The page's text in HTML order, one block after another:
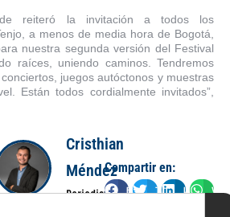
reiteró la invitación a todos los
a menos de media hora de Bogotá,
nuestra segunda versión del Festival
raíces, uniendo caminos. Tendremos
juegos autóctonos y muestras
Están todos cordialmente invitados”,
Cristhian
Méndez
Periodista
Compartir en:
FacebookTwitterLinkedIn